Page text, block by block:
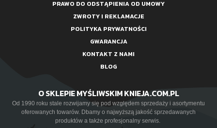
PRAWO DO ODSTĄPIENIA OD UMOWY
ZWROTY I REKLAMACJE
POLITYKA PRYWATNOŚCI
GWARANCJA
KONTAKT Z NAMI
BLOG
O SKLEPIE MYŚLIWSKIM KNIEJA.COM.PL
Od 1990 roku stale rozwijamy się pod względem sprzedaży i asortymentu
oferowanych towarów. Dbamy o najwyższą jakość sprzedawanych
produktów a także profesjonalny serwis.